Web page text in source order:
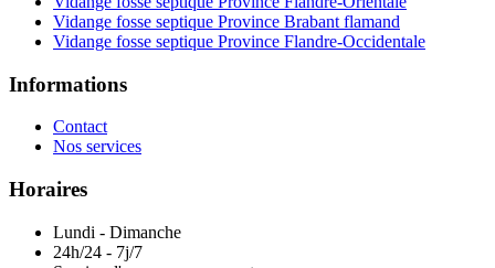
Vidange fosse septique Province Brabant flamand
Vidange fosse septique Province Flandre-Occidentale
Informations
Contact
Nos services
Horaires
Lundi - Dimanche
24h/24 - 7j/7